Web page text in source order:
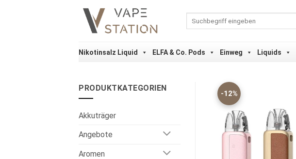
Nikotinsalz Liquid ELFA & Co. Pods Einweg Liquids
PRODUKTKATEGORIEN
Akkuträger
Angebote
Aromen
-12%